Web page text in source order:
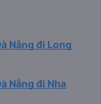
Nẵng đi Long
Nẵng đi Nha